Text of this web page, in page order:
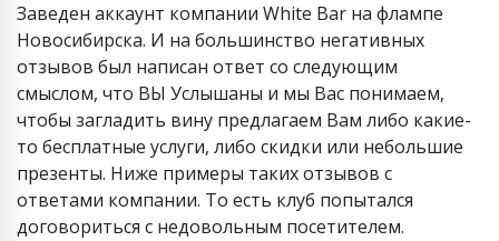
Заведен аккаунт компании White Bar на флампе
Новосибирска. И на большинство негативных
отзывов был написан ответ со следующим
смыслом, что ВЫ Услышаны и мы Вас понимаем,
чтобы загладить вину предлагаем Вам либо какие-
то бесплатные услуги, либо скидки или небольшие
презенты. Ниже примеры таких отзывов с
ответами компании. То есть клуб попытался
договориться с недовольным посетителем.